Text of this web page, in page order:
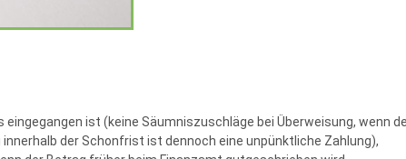
ist (keine Säumniszuschläge bei Überweisung, wenn
der Schonfrist ist dennoch eine unpünktliche Zahlung),